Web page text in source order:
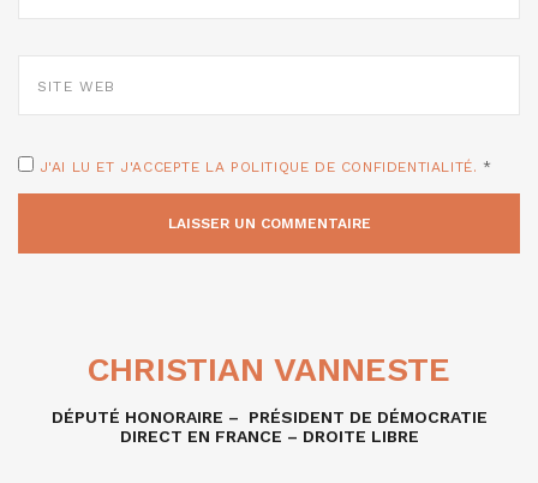
WEB
J'AI LU ET J'ACCEPTE LA POLITIQUE DE CONFIDENTIALITÉ. *
CHRISTIAN VANNESTE
DÉPUTÉ HONORAIRE – PRÉSIDENT DE DÉMOCRATIE
DIRECT EN FRANCE – DROITE LIBRE